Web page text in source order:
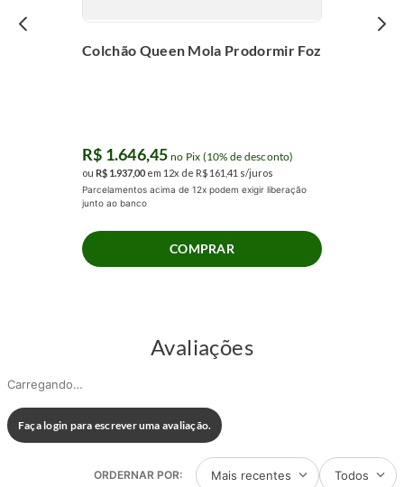
Colchão Queen Mola Prodormir Foz
R$ 1.646,45 no Pix (10% de desconto)
ou R$ 1.93700 em 12x de R$ 161 41 s/juros
Parcelamentos acima de 12x podem exigir liberação
junto ao banco
COMPRAR
Avaliações
Carregando…
Faça login para escrever uma avaliação.
Mais recentes Todos